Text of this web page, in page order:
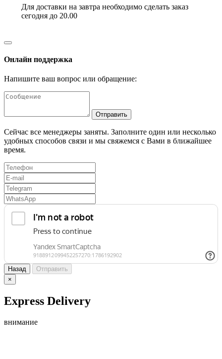
Для доставки на завтра необходимо сделать заказ
сегодня до 20.00
Онлайн поддержка
Напишите ваш вопрос или обращение:
Отправить
Сейчас все менеджеры заняты. Заполните один или несколько
удобных способов связи и мы свяжемся с Вами в ближайшее
время.
Назад
Отправить
×
Express Delivery
внимание